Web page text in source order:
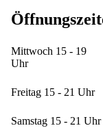
Mittwoch 15 - 19
Uhr
Freitag 15 - 21 Uhr
Samstag 15 - 21 Uhr